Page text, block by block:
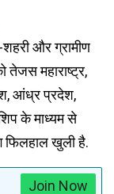
और ग्रामीण
तेजस महाराष्ट्र,
आंध्र प्रदेश,
के माध्यम से
फिलहाल खुली है.
Join Now